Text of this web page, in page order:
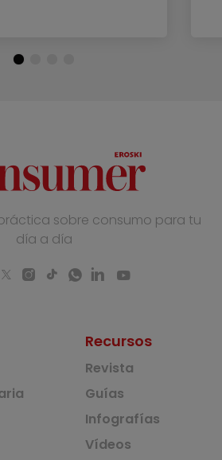
sobre consumo para tu
día a día
Recursos
Revista
Guías
Infografías
Vídeos